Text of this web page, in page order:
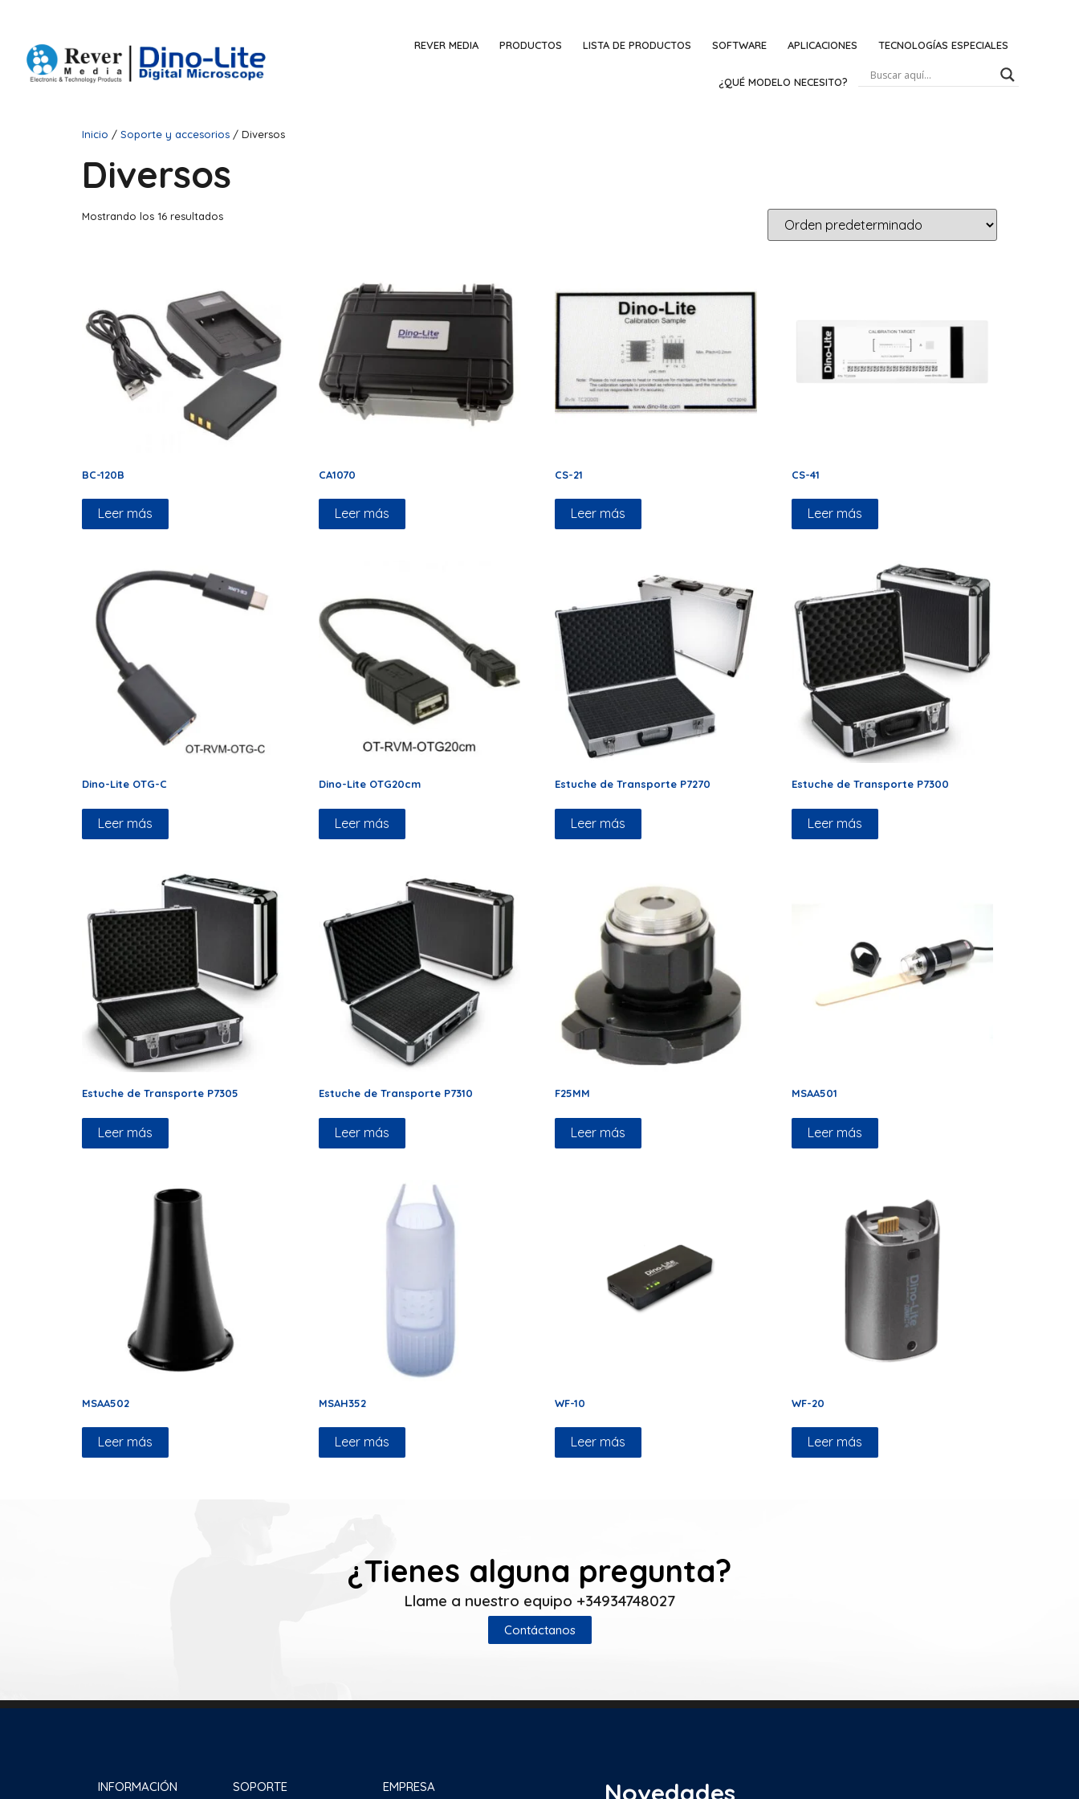
REVER MEDIA PRODUCTOS LISTA DE PRODUCTOS SOFTWARE APLICACIONES TECNOLOGÍAS ESPECIALES
¿QUÉ MODELO NECESITO?
Inicio / Soporte y accesorios / Diversos
Diversos
Mostrando los 16 resultados
BC-120B
Leer más
CA1070
Leer más
CS-21
Leer más
CS-41
Leer más
Dino-Lite OTG-C
Leer más
Dino-Lite OTG20cm
Leer más
Estuche de Transporte P7270
Leer más
Estuche de Transporte P7300
Leer más
Estuche de Transporte P7305
Leer más
Estuche de Transporte P7310
Leer más
F25MM
Leer más
MSAA501
Leer más
MSAA502
Leer más
MSAH352
Leer más
WF-10
Leer más
WF-20
Leer más
¿Tienes alguna pregunta?
Llame a nuestro equipo +34934748027
Contáctanos
INFORMACIÓN SOPORTE EMPRESA Novedades